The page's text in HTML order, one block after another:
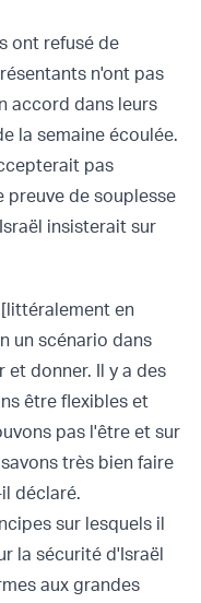
ont refusé de
n'ont pas
accord dans leurs
la semaine écoulée.
pas
preuve de souplesse
insisterait sur
en
un scénario dans
et donner. Il y a des
être flexibles et
pas l'être et sur
très bien faire
déclaré.
sur lesquels il
la sécurité d'Israël
aux grandes